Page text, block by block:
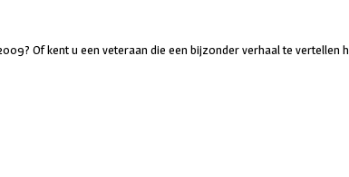
Of kent u een veteraan die een bijzonder verhaal te vertellen